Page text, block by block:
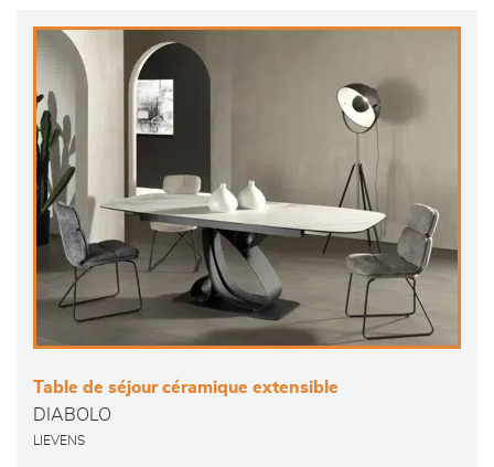
Table de séjour céramique extensible
DIABOLO
LIEVENS